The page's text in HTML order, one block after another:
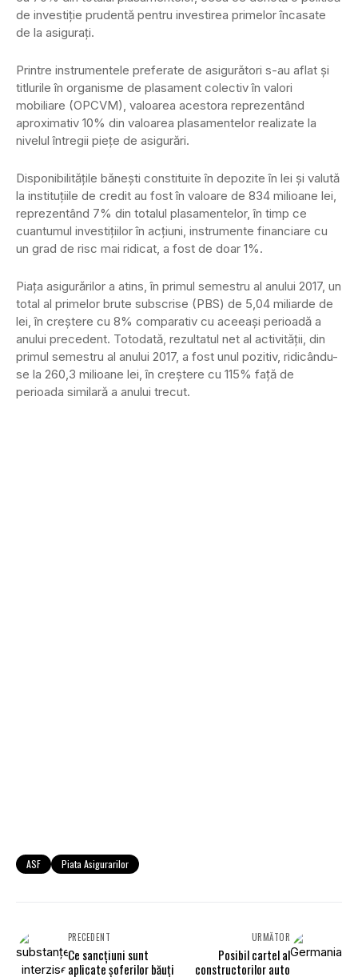
de investiţie prudentă pentru investirea primelor încasate
de la asiguraţi.
Printre instrumentele preferate de asigurători s-au aflat şi
titlurile în organisme de plasament colectiv în valori
mobiliare (OPCVM), valoarea acestora reprezentând
aproximativ 10% din valoarea plasamentelor realizate la
nivelul întregii pieţe de asigurări.
Disponibilităţile băneşti constituite în depozite în lei şi valută
la instituţiile de credit au fost în valoare de 834 milioane lei,
reprezentând 7% din totalul plasamentelor, în timp ce
cuantumul investiţiilor în acţiuni, instrumente financiare cu
un grad de risc mai ridicat, a fost de doar 1%.
Piaţa asigurărilor a atins, în primul semestru al anului 2017, un
total al primelor brute subscrise (PBS) de 5,04 miliarde de
lei, în creştere cu 8% comparativ cu aceeaşi perioadă a
anului precedent. Totodată, rezultatul net al activităţii, din
primul semestru al anului 2017, a fost unul pozitiv, ridicându-
se la 260,3 milioane lei, în creştere cu 115% faţă de
perioada similară a anului trecut.
ASF Piata Asigurarilor
PRECEDENT
Ce sancţiuni sunt
aplicate şoferilor băuţi
URMĂTOR
Posibil cartel al
constructorilor auto